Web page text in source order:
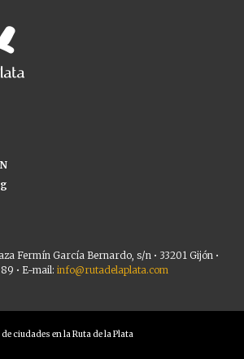
Fermín García Bernardo, s/n • 33201 Gijón •
• E-mail: info@rutadelaplata.com
ciudades en la Ruta de la Plata